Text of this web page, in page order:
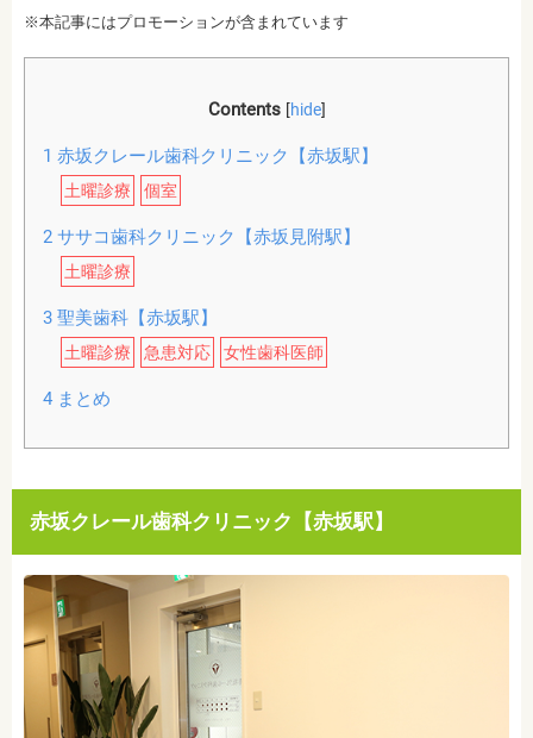
※本記事にはプロモーションが含まれています
Contents [hide]
1 赤坂クレール歯科クリニック【赤坂駅】
土曜診療 個室
2ササコ歯科クリニック【赤坂見附駅】
土曜診療
3聖美歯科【赤坂駅】
土曜診療 急患対応 女性歯科医師
4まとめ
赤坂クレール歯科クリニック【赤坂駅】